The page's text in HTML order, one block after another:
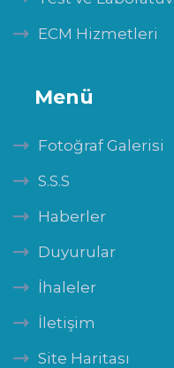
ECM Hizmetleri
Menü
Fotoğraf Galerisi
S.S.S
Haberler
Duyurular
İhaleler
İletişim
Site Haritası